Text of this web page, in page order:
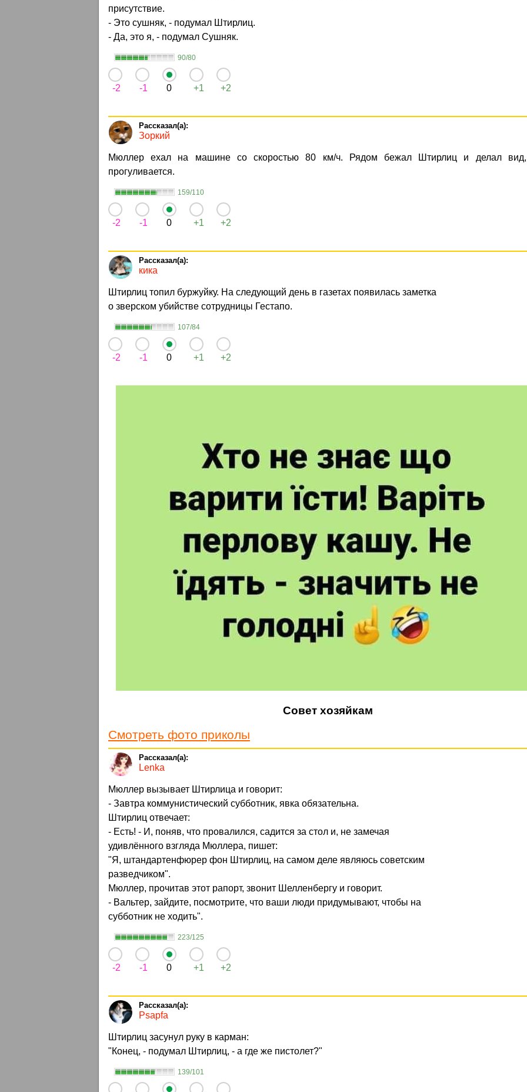
присутствие.
- Это сушняк, - подумал Штирлиц.
- Да, это я, - подумал Сушняк.
90/80
-2 -1 0 +1 +2
Зоркий
Мюллер ехал на машине со скоростью 80 км/ч. Рядом бежал Штирлиц и делал
прогуливается.
159/110
-2 -1 0 +1 +2
кика
Штирлиц топил буржуйку. На следующий день в газетах появилась заметка
о зверском убийстве сотрудницы Гестапо.
107/84
-2 -1 0 +1 +2
Совет хозяйкам
Смотреть фото приколы
Lenka
Мюллер вызывает Штирлица и говорит:
- Завтра коммунистический субботник, явка обязательна.
Штирлиц отвечает:
- Есть! - И, поняв, что провалился, садится за стол и, не замечая
удивлённого взгляда Мюллера, пишет:
"Я, штандартенфюрер фон Штирлиц, на самом деле являюсь советским
разведчиком".
Мюллер, прочитав этот рапорт, звонит Шелленбергу и говорит.
- Вальтер, зайдите, посмотрите, что ваши люди придумывают, чтобы на
субботник не ходить".
223/125
-2 -1 0 +1 +2
Psapfa
Штирлиц засунул руку в карман:
"Конец, - подумал Штирлиц, - а где же пистолет?"
139/101